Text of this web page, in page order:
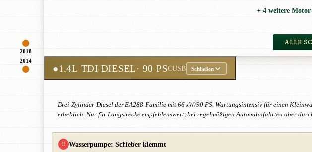
2018
+ 4 weitere
ALLE
2014
●1.4L TDI DIESEL· 90 PSCUSB Schließen
Drei-Zylinder-Diesel der EA288-Familie mit 66 kW/90 PS. Wartungsintensiv für einen
erheblich. Nur für Langstrecke empfehlenswert; bei regelmäßigen Autobahnfahrten aber
!! Wasserpumpe: Schieber klemmt